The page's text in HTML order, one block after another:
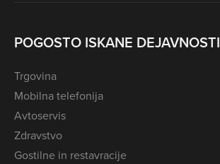
POGOSTO ISKANE DEJAVNOSTI
Trgovina
Mobilna telefonija
Avtoservis
Zdravstvo
Gostilne in restavracije